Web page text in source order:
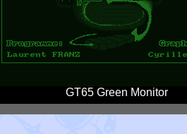
GT65 Green Monitor